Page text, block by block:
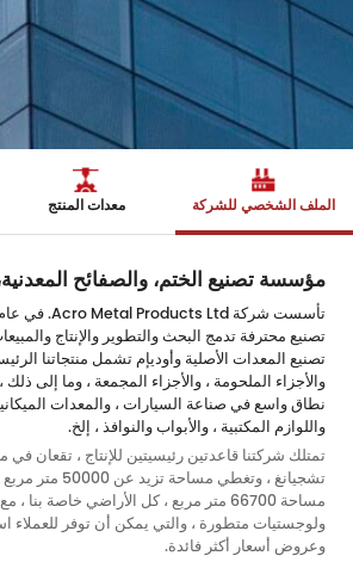
الملف الشخصي للشركة معدات المنتج
مؤسسة تصنيع الختم، والصفائح
تصنيع محترفة تدمج البحث والتطوير والإنتاج
تصنيع المعدات الأصلية وأوديإم تشمل منتجاتنا
والأجزاء الملحومة ، والأجزاء المجمعة ، وما إلى
نطاق واسع في صناعة السيارات ، والمعدات
واللوازم المكتبية ، والأبواب والنوافذ ، إلخ.
تمتلك شركتنا قاعدتين رئيسيتين للإنتاج ، تقعان في
تشجيانغ ، وتغطي
مساحة 66700 متر مربع ، كل الأراضي خاصة
ولوجستيات متطورة ، والتي يمكن أن توفر للعملاء
وعروض أسعار أكثر فائدة.